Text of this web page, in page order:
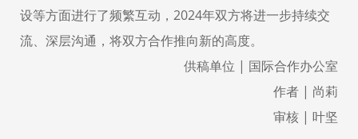
设等方面进行了频繁互动，2024年双方将进一步持续交
流、深层沟通，将双方合作推向新的高度。
供稿单位 | 国际合作办公室
作者 | 尚莉
审核 | 叶坚